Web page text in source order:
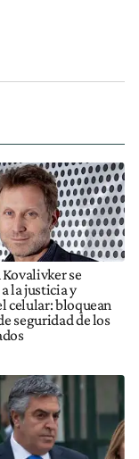
se
la justicia y
celular: bloquean
seguridad de los